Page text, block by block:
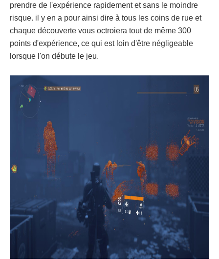
prendre de l'expérience rapidement et sans le moindre
risque. il y en a pour ainsi dire à tous les coins de rue et
chaque découverte vous octroiera tout de même 300
points d'expérience, ce qui est loin d'être négligeable
lorsque l'on débute le jeu.